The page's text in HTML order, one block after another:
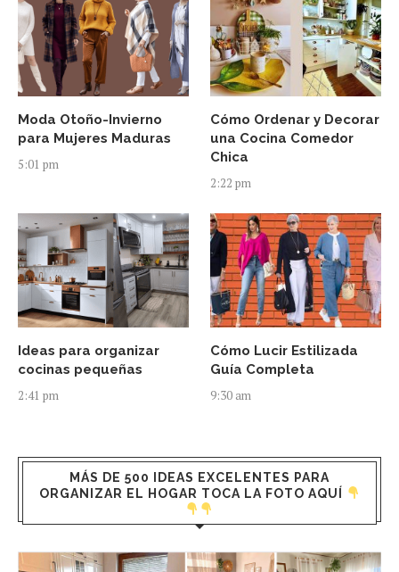
Moda Otoño-Invierno
para Mujeres Maduras
5:01 pm
Cómo Ordenar y Decorar
una Cocina Comedor
Chica
2:22 pm
Ideas para organizar
cocinas pequeñas
2:41 pm
Cómo Lucir Estilizada
Guía Completa
9:30 am
MÁS DE 500 IDEAS EXCELENTES PARA
ORGANIZAR EL HOGAR TOCA LA FOTO AQUÍ